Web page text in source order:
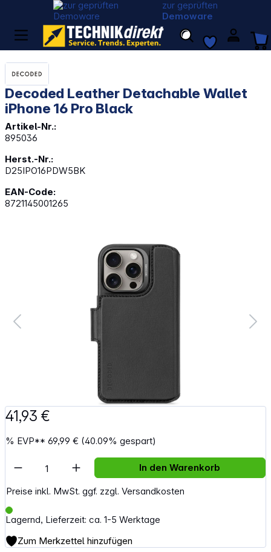
zur geprüften
Demoware
Decoded Leather Detachable Wallet
iPhone 16 Pro Black
Artikel-Nr.:
895036
Herst.-Nr.:
D25IPO16PDW5BK
EAN-Code:
8721145001265
Bildergalerie überspringen
41,93 €
% EVP**69,99 € (40.09% gespart)
Preise inkl. MwSt. ggf. zzgl. Versandkosten
Lagernd, Lieferzeit: ca. 1-5 Werktage
Artikel Anzahl: Gib den gewünschten
In den Warenkorb
Zum Merkzettel hinzufügen